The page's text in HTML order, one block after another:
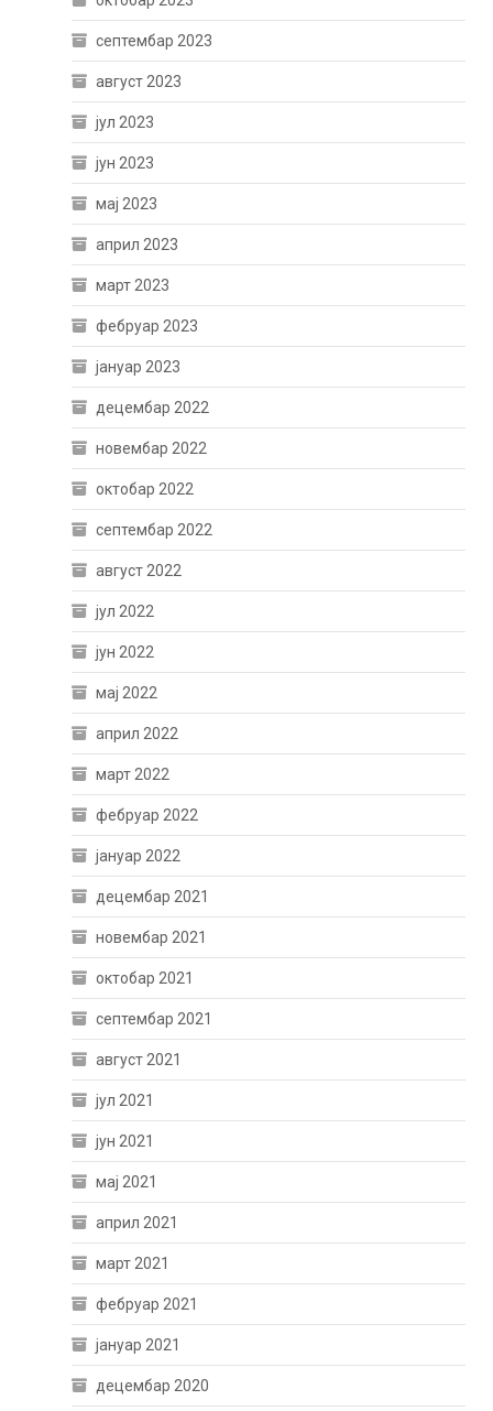
септембар 2023
август 2023
јул 2023
јун 2023
мај 2023
април 2023
март 2023
фебруар 2023
јануар 2023
децембар 2022
новембар 2022
октобар 2022
септембар 2022
август 2022
јул 2022
јун 2022
мај 2022
април 2022
март 2022
фебруар 2022
јануар 2022
децембар 2021
новембар 2021
октобар 2021
септембар 2021
август 2021
јул 2021
јун 2021
мај 2021
април 2021
март 2021
фебруар 2021
јануар 2021
децембар 2020